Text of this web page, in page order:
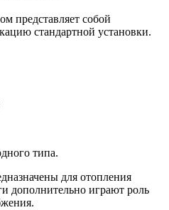
представляет собой
стандартной установки.
типа.
для отопления
дополнительно играют роль